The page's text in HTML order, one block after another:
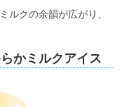
ルクの余韻が広がり、
かミルクアイス